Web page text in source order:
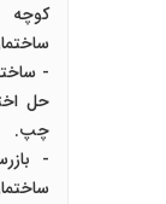
کوچه
حل
چپ.
-